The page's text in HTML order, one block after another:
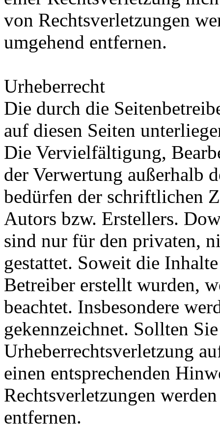
von Rechtsverletzungen
umgehend entfernen.
Urheberrecht
Die durch die
auf diesen Seiten
Die Vervielfältigung,
der Verwertung außerhalb
bedürfen der schriftlichen
Autors bzw. Erstellers.
sind nur für den privaten,
gestattet. Soweit die
Betreiber erstellt wurden,
beachtet. Insbesondere
gekennzeichnet. Sollten
Urheberrechtsverletzung
einen entsprechenden
Rechtsverletzungen
entfernen.